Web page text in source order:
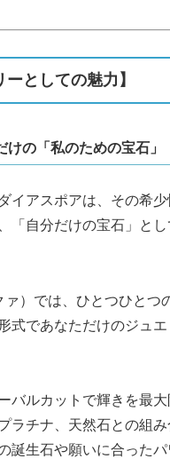
としての魅力】
けの「私のための宝石」
イアスポアは、その希
「自分だけの宝石」と
ァ）では、ひとつひとつ
式であなただけのジュエ
バルカットで輝きを最
ラチナ、天然石との組
誕生石や願いに合った